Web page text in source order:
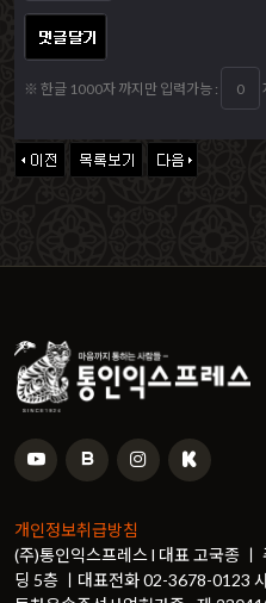
※ 한글 1000자 까지만 입력가능 :
개인정보취급방침
(주)통인익스프레스 l 대표 고국종
딩 5층 ㅣ대표전화 02-3678-0123